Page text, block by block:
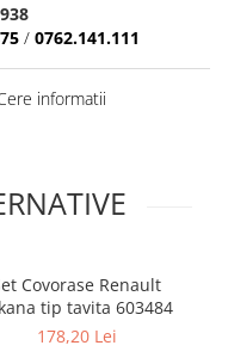
/ 0762.141.111
informatii
Covorase Renault
tip tavita 603484
178,20 Lei